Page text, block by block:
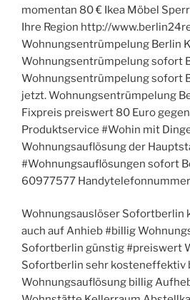
momentan 80 € Ikea Möbel
Ihre Region http://
Wohnungsentrümpelung Berlin
Wohnungsentrümpelung sofort
Wohnungsentrümpelung sofort
jetzt. Wohnungsentrümpelung
Fixpreis preiswert 80 Euro
Produktservice #Wohin mit
Wohnungsauflösung der
#Wohnungsauflösungen sofort
60977577
Wohnungsauslöser Sofortberlin
auch auf Anhieb #billig
Sofortberlin günstig #preiswert
Sofortberlin sehr kosteneffektiv
Wohnungsauflösung billig